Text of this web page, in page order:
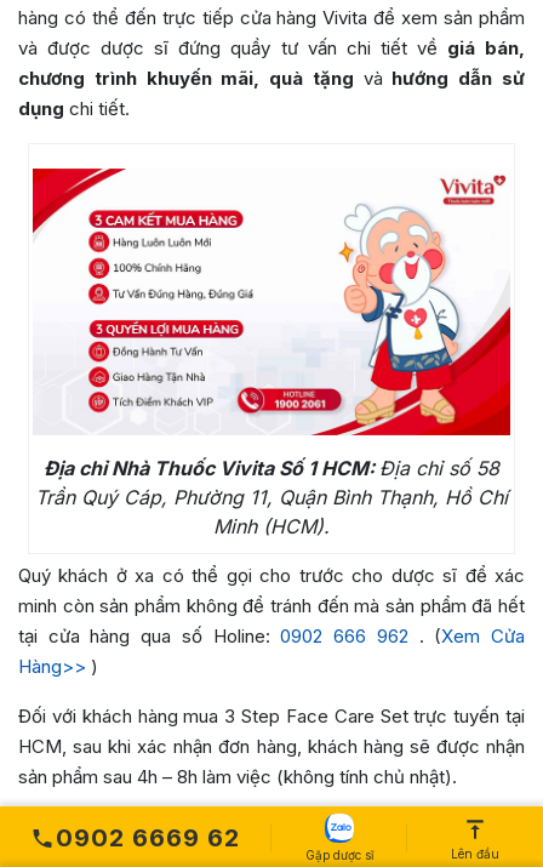
hàng có thể đến trực tiếp cửa hàng Vivita để xem sản phẩm
và được dược sĩ đứng quầy tư vấn chi tiết về giá bán,
chương trình khuyến mãi, quà tặng và hướng dẫn sử
dụng chi tiết.
Địa chỉ Nhà Thuốc Vivita Số 1 HCM:Địa chỉ số 58
Trần Quý Cáp, Phường 11, Quận Bình Thạnh, Hồ Chí
Minh (HCM).
Quý khách ở xa có thể gọi cho trước cho dược sĩ để xác
minh còn sản phẩm không để tránh đến mà sản phẩm đã hết
tại cửa hàng qua số Holine:0902 666 962 . (Xem Cửa
Hàng>> )
Đối với khách hàng mua 3 Step Face Care Settrực tuyến tại
HCM, sau khi xác nhận đơn hàng, khách hàng sẽ được nhận
sản phẩm sau 4h – 8h làm việc (không tính chủ nhật).
0902 6669 62
Gặp dược sĩ Lên đầu